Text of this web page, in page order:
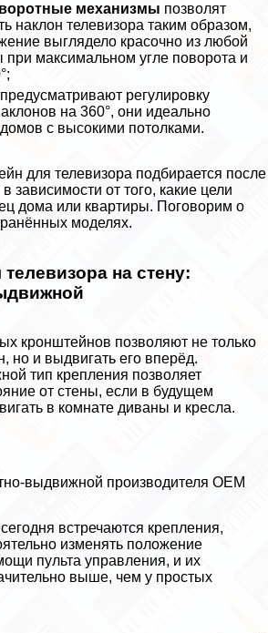
механизмы позволят
наклон телевизора таким образом,
выглядело красочно из любой
при максимальном угле поворота и
предусматривают регулировку
на 360°, они идеально
с высокими потолками.
для телевизора подбирается после
зависимости от того, какие цели
дома или квартиры. Поговорим о
моделях.
на стену:
кронштейнов позволяют не только
но и выдвигать его вперёд.
тип крепления позволяет
от стены, если в будущем
в комнате диваны и кресла.
выдвижной производителя OEM
встречаются крепления,
изменять положение
пульта управления, и их
выше, чем у простых